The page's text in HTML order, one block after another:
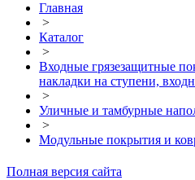
Главная
>
Каталог
>
Входные грязезащитные
накладки на ступени,
>
Уличные и тамбурные
>
Модульные покрытия и
Полная версия сайта